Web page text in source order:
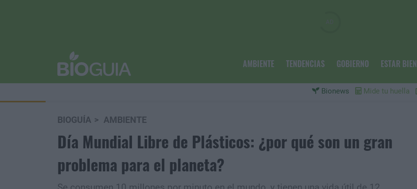
AMBIENTE TENDENCIAS GOBIERNO ESTAR BIEN
Bionews Mide tu huella
BIOGUÍA AMBIENTE
Día Mundial Libre de Plásticos: ¿por qué son un gran
problema para el planeta?